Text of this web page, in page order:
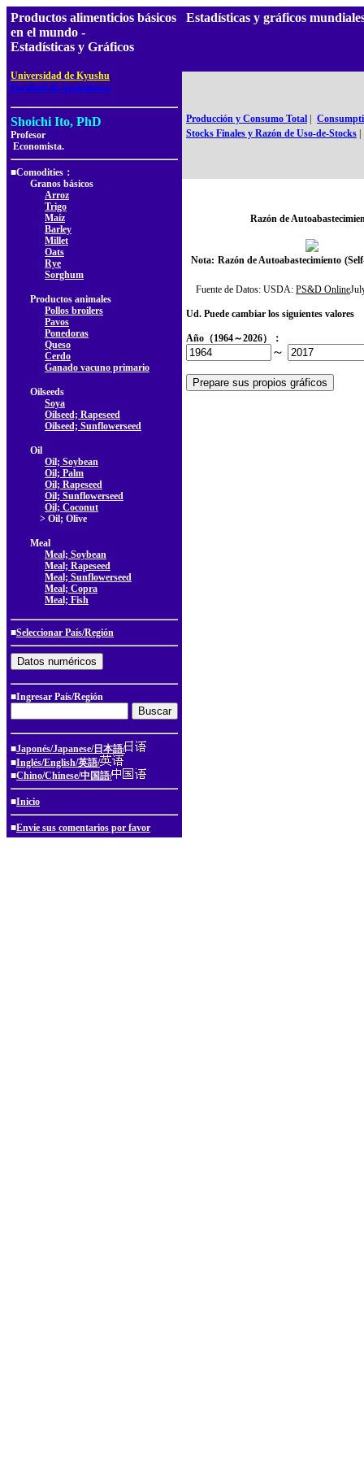
Productos alimenticios básicos
en el mundo -
Estadísticas y Gráficos
Universidad de Kyushu,
Facultad de Agricultura
Shoichi Ito, PhD
Profesor
Economista.
■Comodities：
Granos básicos
Arroz
Trigo
Maíz
Barley
Millet
Oats
Rye
Sorghum
Productos animales
Pollos broilers
Pavos
Ponedoras
Queso
Cerdo
Ganado vacuno primario
Oilseeds
Soya
Oilseed; Rapeseed
Oilseed; Sunflowerseed
Oil
Oil; Soybean
Oil; Palm
Oil; Rapeseed
Oil; Sunflowerseed
Oil; Coconut
> Oil; Olive
Meal
Meal; Soybean
Meal; Rapeseed
Meal; Sunflowerseed
Meal; Copra
Meal; Fish
■Seleccionar País/Región
■Ingresar País/Región
■Japonés/Japanese/日本語/
■Inglés/English/英語/
■Chino/Chinese/中国語/
■Inicio
■Envíe sus comentarios por favor
Estadísticas y gráficos
Producción y Consumo Total
Stocks Finales y Razón de Uso-de-Stocks
Razón de
Nota: Razón de Autoabastecimiento
Fuente de Datos: USDA: PS&D Online
Ud. Puede cambiar los siguientes valores
Año（1964～2026）：
～